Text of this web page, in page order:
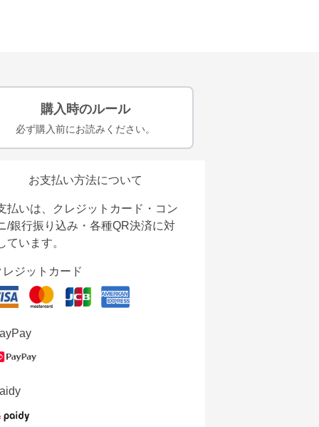
購入時のルール
必ず購入前にお読みください。
お支払い方法について
払いは、クレジットカード・コン
/銀行振り込み・各種QR決済に対
ています。
レジットカード